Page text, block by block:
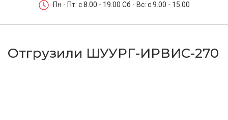
Пн - Пт: c 8.00 - 19.00 Сб - Вс: c 9.00 - 15.00
Отгрузили ШУУРГ-ИРВИС-270